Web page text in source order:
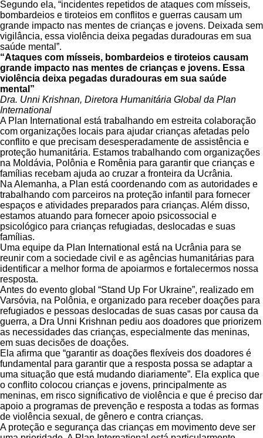
Segundo ela, “incidentes repetidos de ataques com mísseis,
bombardeios e tiroteios em conflitos e guerras causam um
grande impacto nas mentes de crianças e jovens. Deixada sem
vigilância, essa violência deixa pegadas duradouras em sua
saúde mental”.
“Ataques com mísseis, bombardeios e tiroteios causam
grande impacto nas mentes de crianças e jovens. Essa
violência deixa pegadas duradouras em sua saúde
mental”
Dra. Unni Krishnan, Diretora Humanitária Global da Plan
International
A Plan International está trabalhando em estreita colaboração
com organizações locais para ajudar crianças afetadas pelo
conflito e que precisam desesperadamente de assistência e
proteção humanitária. Estamos trabalhando com organizações
na Moldávia, Polônia e Romênia para garantir que crianças e
famílias recebam ajuda ao cruzar a fronteira da Ucrânia.
Na Alemanha, a Plan está coordenando com as autoridades e
trabalhando com parceiros na proteção infantil para fornecer
espaços e atividades preparados para crianças. Além disso,
estamos atuando para fornecer apoio psicossocial e
psicológico para crianças refugiadas, deslocadas e suas
famílias.
Uma equipe da Plan International está na Ucrânia para se
reunir com a sociedade civil e as agências humanitárias para
identificar a melhor forma de apoiarmos e fortalecermos nossa
resposta.
Antes do evento global “Stand Up For Ukraine”, realizado em
Varsóvia, na Polônia, e organizado para receber doações para
refugiados e pessoas deslocadas de suas casas por causa da
guerra, a Dra Unni Krishnan pediu aos doadores que priorizem
as necessidades das crianças, especialmente das meninas,
em suas decisões de doações.
Ela afirma que “garantir as doações flexíveis dos doadores é
fundamental para garantir que a resposta possa se adaptar a
uma situação que está mudando diariamente”. Ela explica que
o conflito colocou crianças e jovens, principalmente as
meninas, em risco significativo de violência e que é preciso dar
apoio a programas de prevenção e resposta a todas as formas
de violência sexual, de gênero e contra crianças.
A proteção e segurança das crianças em movimento deve ser